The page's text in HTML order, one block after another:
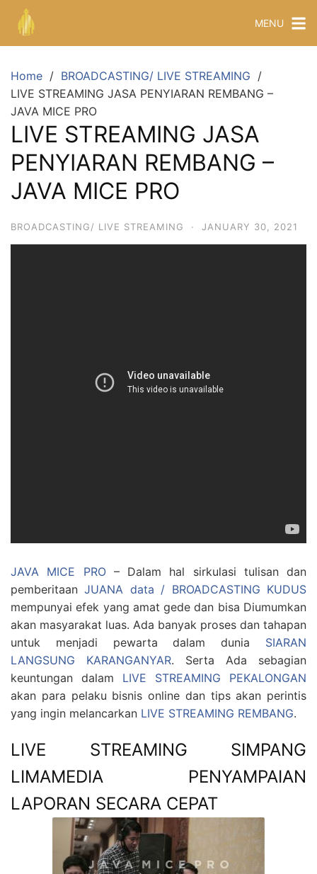
MENU
Home
BROADCASTING/ LIVE STREAMING
LIVE STREAMING JASA PENYIARAN REMBANG –
JAVA MICE PRO
LIVE STREAMING JASA
PENYIARAN REMBANG –
JAVA MICE PRO
BROADCASTING/ LIVE STREAMING · JANUARY 30, 2021
JAVA MICE PRO– Dalam hal sirkulasi tulisan dan
pemberitaanJUANA data / BROADCASTING KUDUS
mempunyai efek yang amat gede dan bisa Diumumkan
akan masyarakat luas. Ada banyak proses dan tahapan
untuk menjadi pewarta dalam dunia SIARAN
LANGSUNG KARANGANYAR. Serta Ada sebagian
keuntungan dalam LIVE STREAMING PEKALONGAN
akan para pelaku bisnis online dan tips akan perintis
yang ingin melancarkan LIVE STREAMING REMBANG.
LIVE STREAMING SIMPANG
LIMAMEDIA PENYAMPAIAN
LAPORAN SECARA CEPAT